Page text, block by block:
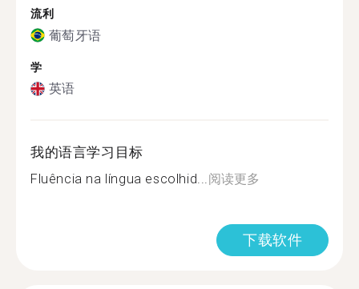
流利
葡萄牙语
学
英语
我的语言学习目标
Fluência na língua escolhid...阅读更多
下载软件